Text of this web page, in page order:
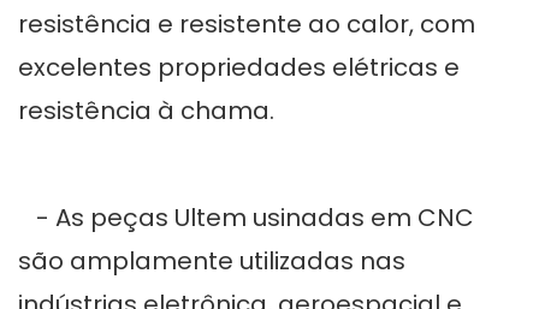
resistência e resistente ao calor, com
excelentes propriedades elétricas e
resistência à chama.
- As peças Ultem usinadas em CNC
são amplamente utilizadas nas